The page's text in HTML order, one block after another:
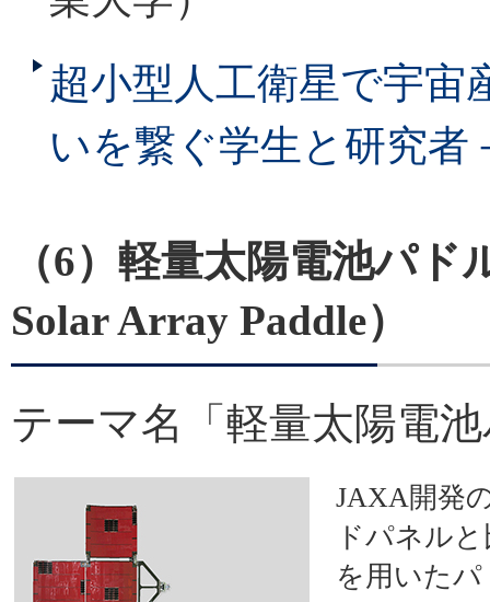
超小型人工衛星で宇
いを繋ぐ学生と研究者
（6）軽量太陽電池パ
Solar Array Paddle）
テーマ名「軽量太陽電
JAXA開発
ドパネル
を用いた